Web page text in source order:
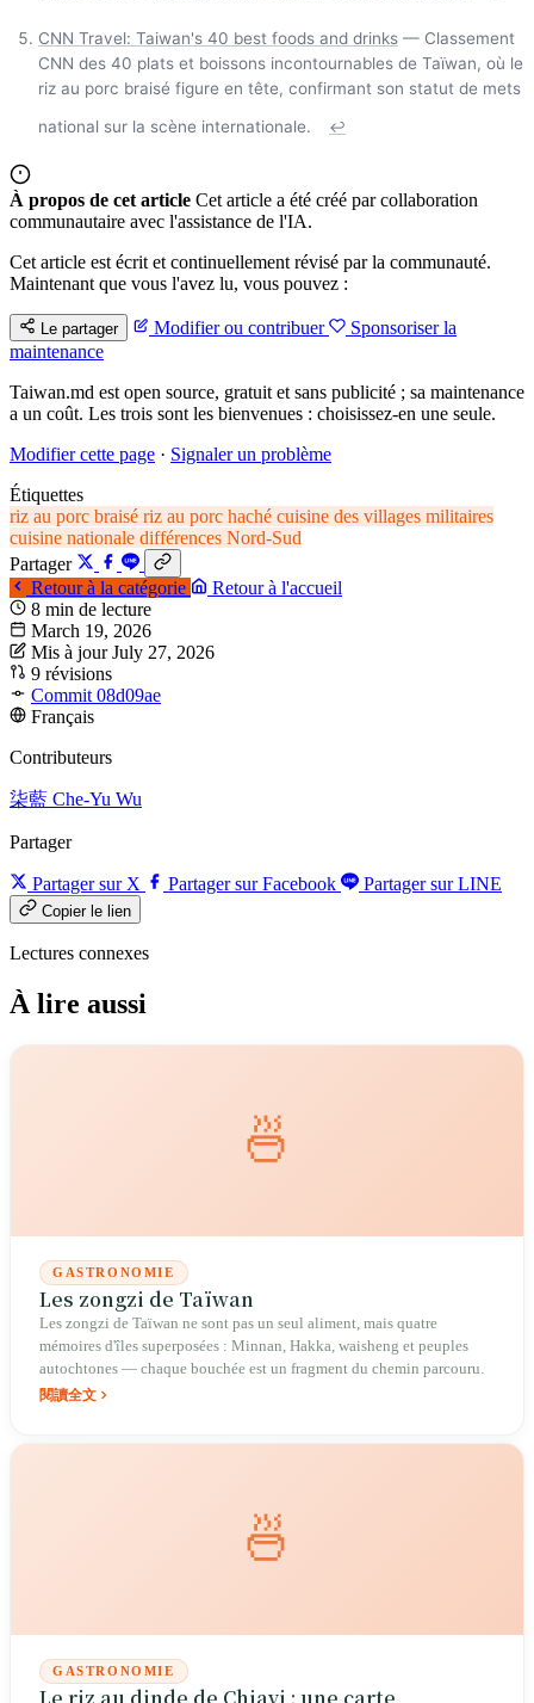
CNN Travel: Taiwan's 40 best foods and drinks — Classement
CNN des 40 plats et boissons incontournables de Taïwan, où le
riz au porc braisé figure en tête, confirmant son statut de mets
national sur la scène internationale.
↩
À propos de cet article Cet article a été créé par collaboration
communautaire avec l'assistance de l'IA.
Cet article est écrit et continuellement révisé par la communauté.
Maintenant que vous l'avez lu, vous pouvez :
Le partager Modifier ou contribuer
Sponsoriser la
maintenance
Taiwan.md est open source, gratuit et sans publicité ; sa maintenance
a un coût. Les trois sont les bienvenues : choisissez-en une seule.
Modifier cette page · Signaler un problème
Étiquettes
riz au porc braisé riz au porc haché cuisine des villages militaires
cuisine nationale différences Nord-Sud
Partager
Retour à la catégorie
Retour à l'accueil
8 min de lecture
March 19, 2026
Mis à jour July 27, 2026
9 révisions
Commit 08d09ae
Français
Contributeurs
柒藍 Che-Yu Wu
Partager
Partager sur X Partager sur Facebook Partager sur LINE
Copier le lien
Lectures connexes
À lire aussi
🍜
GASTRONOMIE
Les zongzi de Taïwan
Les zongzi de Taïwan ne sont pas un seul aliment, mais quatre
mémoires d'îles superposées : Minnan, Hakka, waisheng et peuples
autochtones — chaque bouchée est un fragment du chemin parcouru.
閱讀全文
🍜
GASTRONOMIE
Le riz au dinde de Chiayi : une carte